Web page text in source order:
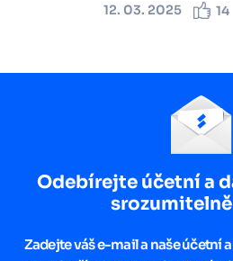
12. 03. 2025 14
Odebírejte účetní a
srozumitelně
Zadejte váš e-mail a naše účetní